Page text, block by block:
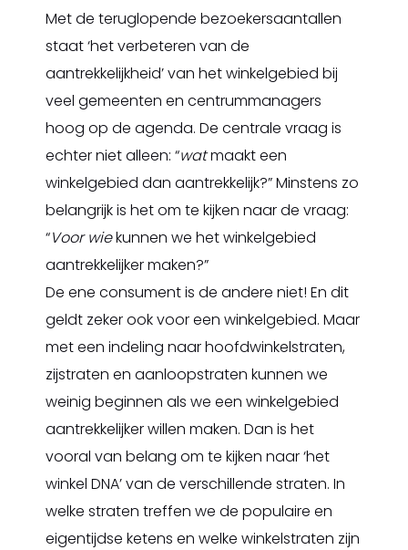
Met de teruglopende bezoekersaantallen
staat ‘het verbeteren van de
aantrekkelijkheid’ van het winkelgebied bij
veel gemeenten en centrummanagers
hoog op de agenda. De centrale vraag is
echter niet alleen: “watmaakt een
winkelgebied dan aantrekkelijk?” Minstens zo
belangrijk is het om te kijken naar de vraag:
“Voor wiekunnen we het winkelgebied
aantrekkelijker maken?”
De ene consument is de andere niet! En dit
geldt zeker ook voor een winkelgebied. Maar
met een indeling naar hoofdwinkelstraten,
zijstraten en aanloopstraten kunnen we
weinig beginnen als we een winkelgebied
aantrekkelijker willen maken. Dan is het
vooral van belang om te kijken naar ‘het
winkel DNA’ van de verschillende straten. In
welke straten treffen we de populaire en
eigentijdse ketens en welke winkelstraten zijn